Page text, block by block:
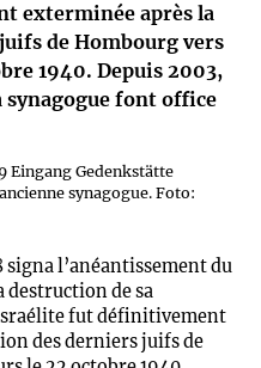
exterminée après la
de Hombourg vers
1940. Depuis 2003,
synagogue font office
Eingang Gedenkstätte
synagogue. Foto:
signa l’anéantissement du
destruction de sa
fut définitivement
des derniers juifs de